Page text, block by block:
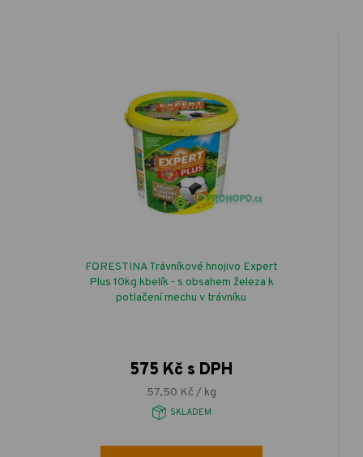
FORESTINA Trávníkové hnojivo Expert
Plus 10kg kbelík - s obsahem železa k
potlačení mechu v trávníku
575 Kč s DPH
57,50 Kč / kg
SKLADEM